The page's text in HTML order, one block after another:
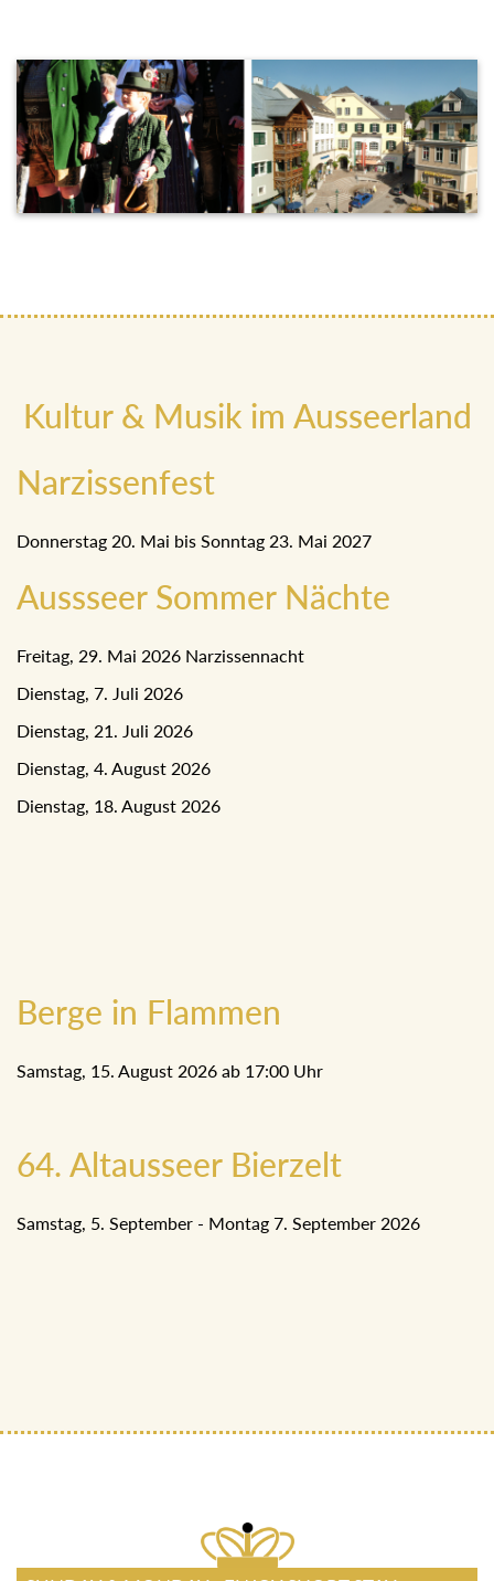
Kultur & Musik im Ausseerland
Narzissenfest
Donnerstag 20. Mai bis Sonntag 23. Mai 2027
Aussseer Sommer Nächte
Freitag, 29. Mai 2026 Narzissennacht
Dienstag, 7. Juli 2026
Dienstag, 21. Juli 2026
Dienstag, 4. August 2026
Dienstag, 18. August 2026
Berge in Flammen
Samstag, 15. August 2026 ab 17:00 Uhr
64. Altausseer Bierzelt
Samstag, 5. September - Montag 7. September 2026